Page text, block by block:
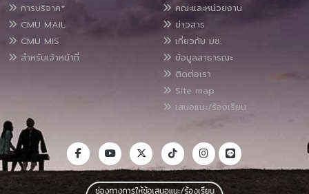
การบริจาค*
CMU MAIL
CMU MIS
สำหรับเจ้าหน้าที่
คณะและหน่วยงาน
ข่าวสาร
เกี่ยวกับ มช.
ข้อมูลสาธารณะ
ติดต่อเรา
Site map
เสนอแนะ/ร้องเรียน